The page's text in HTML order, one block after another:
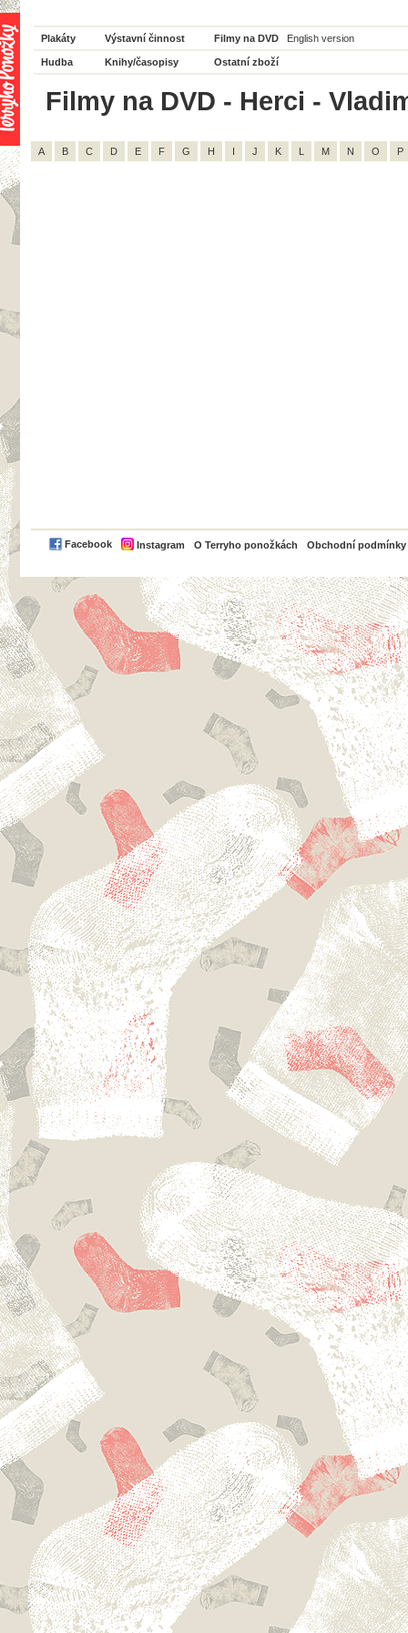
Plakáty Výstavní činnost Filmy na DVD English version
Hudba Knihy/časopisy Ostatní zboží
Filmy na DVD - Herci -
A B C D E F G H I J K L M N O P
Facebook Instagram O Terryho ponožkách Obchodní podmínky
PayPal